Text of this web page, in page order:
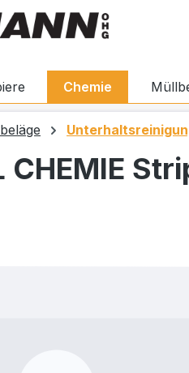
springen
Chemie
CHEMIE